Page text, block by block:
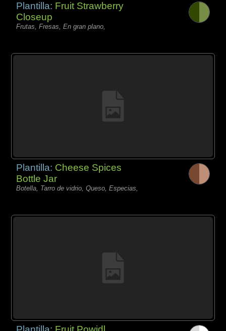
Plantilla: Fruit Strawberry
Closeup
Frutas, Fresas, En gran plano,
Plantilla: Cheese Spices
Bottle Jar
Botella, Tarro de vidrio, Queso, Especias,